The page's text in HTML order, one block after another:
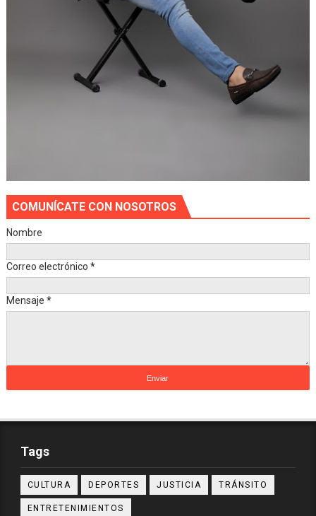
COMUNÍCATE CON NOSOTROS
Nombre
Correo electrónico *
Mensaje *
Tags
CULTURA DEPORTES JUSTICIA TRÁNSITO
ENTRETENIMIENTOS